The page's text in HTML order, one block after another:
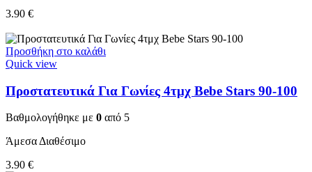
3.90 €
Προσθήκη στο καλάθι
Quick view
Προστατευτικά Για Γωνίες 4τμχ Bebe Stars 90-100
Βαθμολογήθηκε με 0 από 5
Άμεσα Διαθέσιμο
3.90 €